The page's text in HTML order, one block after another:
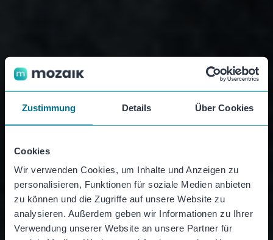
Zustimmung Details Über Cookies
Cookies
Wir verwenden Cookies, um Inhalte und Anzeigen zu
personalisieren, Funktionen für soziale Medien anbieten
zu können und die Zugriffe auf unsere Website zu
analysieren. Außerdem geben wir Informationen zu Ihrer
Verwendung unserer Website an unsere Partner für